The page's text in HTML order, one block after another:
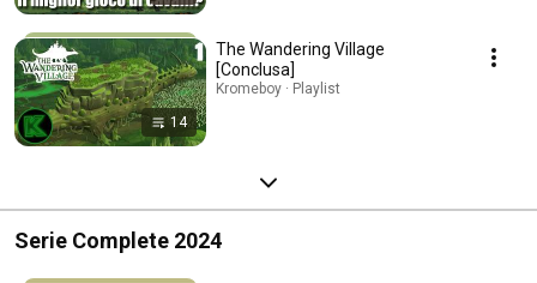
14
The Wandering Village
[Conclusa]
Kromeboy · Playlist
Serie Complete 2024